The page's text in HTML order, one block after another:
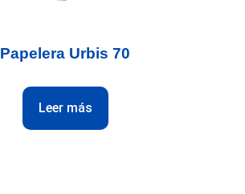
Papelera Urbis 70
Leer más